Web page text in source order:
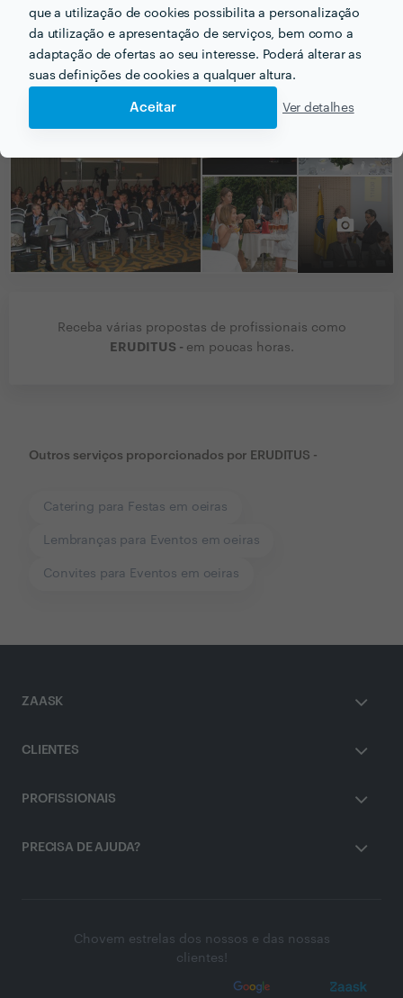
que a utilização de cookies possibilita a personalização
da utilização e apresentação de serviços, bem como a
adaptação de ofertas ao seu interesse. Poderá alterar as
suas definições de cookies a qualquer altura.
Aceitar Ver detalhes
PORTEFÓLIO
Receba várias propostas de profissionais como
ERUDITUS - em poucas horas.
Outros serviços proporcionados por ERUDITUS -
Catering para Festas em oeiras
Lembranças para Eventos em oeiras
Convites para Eventos em oeiras
ZAASK
CLIENTES
PROFISSIONAIS
PRECISA DE AJUDA?
Chovem estrelas dos nossos e das nossas
clientes!